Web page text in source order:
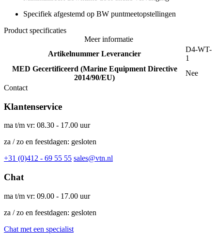
Specifiek afgestemd op BW puntmeetopstellingen
Product specificaties
Meer informatie
Artikelnummer Leverancier
D4-WT-
1
MED Gecertificeerd (Marine Equipment Directive
2014/90/EU)
Nee
Contact
Klantenservice
ma t/m vr: 08.30 - 17.00 uur
za / zo en feestdagen: gesloten
+31 (0)412 - 69 55 55 sales@vtn.nl
Chat
ma t/m vr: 09.00 - 17.00 uur
za / zo en feestdagen: gesloten
Chat met een specialist